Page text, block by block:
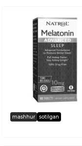
mashhur sotilgan